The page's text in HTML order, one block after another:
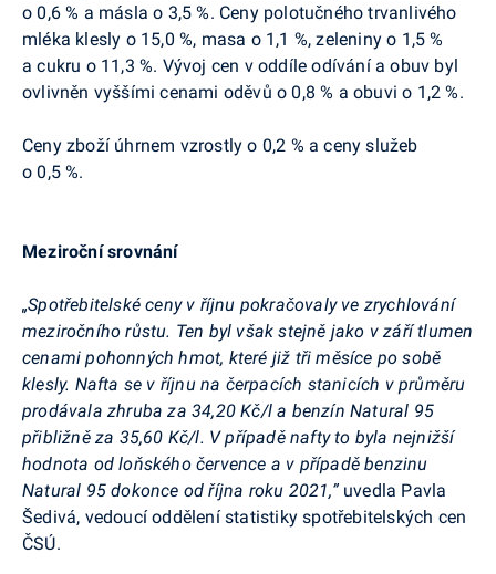
o 0,6 % a másla o 3,5 %. Ceny polotučného trvanlivého
mléka klesly o 15,0 %, masa o 1,1 %, zeleniny o 1,5 %
a cukru o 11,3 %. Vývoj cen v oddíle odívání a obuv byl
ovlivněn vyššími cenami oděvů o 0,8 % a obuvi o 1,2 %.
Ceny zboží úhrnem vzrostly o 0,2 % a ceny služeb
o 0,5 %.
Meziroční srovnání
„Spotřebitelské ceny v říjnu pokračovaly ve zrychlování
meziročního růstu. Ten byl však stejně jako v září tlumen
cenami pohonných hmot, které již tři měsíce po sobě
klesly. Nafta se v říjnu na čerpacích stanicích v průměru
prodávala zhruba za 34,20 Kč/l a benzín Natural 95
přibližně za 35,60 Kč/l. V případě nafty to byla nejnižší
hodnota od loňského července a v případě benzinu
Natural 95 dokonce od října roku 2021,” uvedla Pavla
Šedivá, vedoucí oddělení statistiky spotřebitelských cen
ČSÚ.